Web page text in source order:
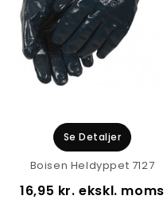
Se Detaljer
Boisen Heldyppet 7127
16,95 kr. ekskl. moms